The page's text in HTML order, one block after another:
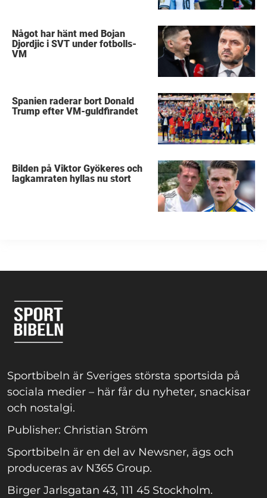
Något har hänt med Bojan
Djordjic i SVT under fotbolls-
VM
Spanien raderar bort Donald
Trump efter VM-guldfirandet
Bilden på Viktor Gyökeres och
lagkamraten hyllas nu stort
Sportbibeln är Sveriges största sportsida på
sociala medier – här får du nyheter, snackisar
och nostalgi.
Publisher: Christian Ström
Sportbibeln är en del av Newsner, ägs och
produceras av N365 Group.
Birger Jarlsgatan 43, 111 45 Stockholm.